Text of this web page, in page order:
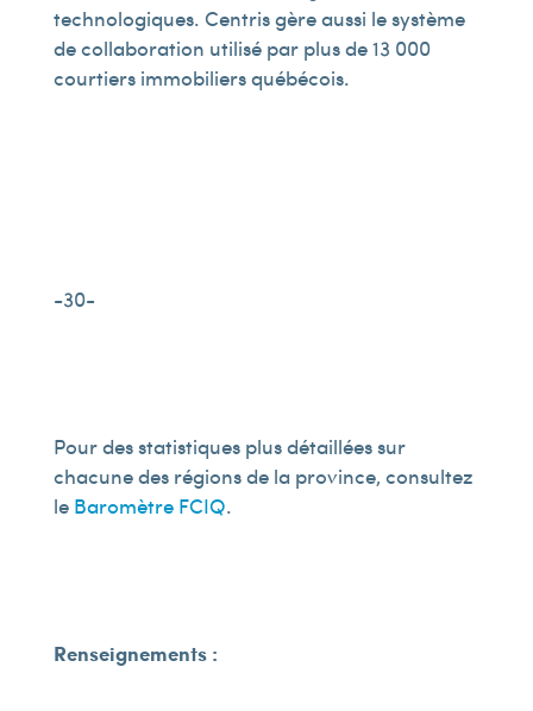
technologiques. Centris gère aussi le système
de collaboration utilisé par plus de 13 000
courtiers immobiliers québécois.
-30-
Pour des statistiques plus détaillées sur
chacune des régions de la province, consultez
le Baromètre FCIQ.
Renseignements :